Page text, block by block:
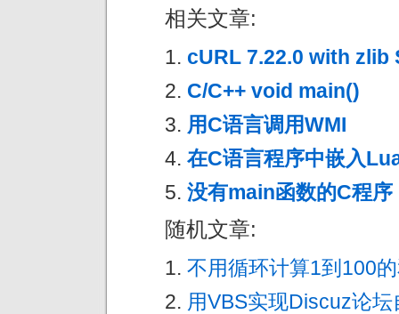
相关文章:
cURL 7.22.0 with zlib
C/C++ void main()
用C语言调用WMI
在C语言程序中嵌入
没有main函数的C程序
随机文章:
不用循环计算1到100
用VBS实现Discuz论